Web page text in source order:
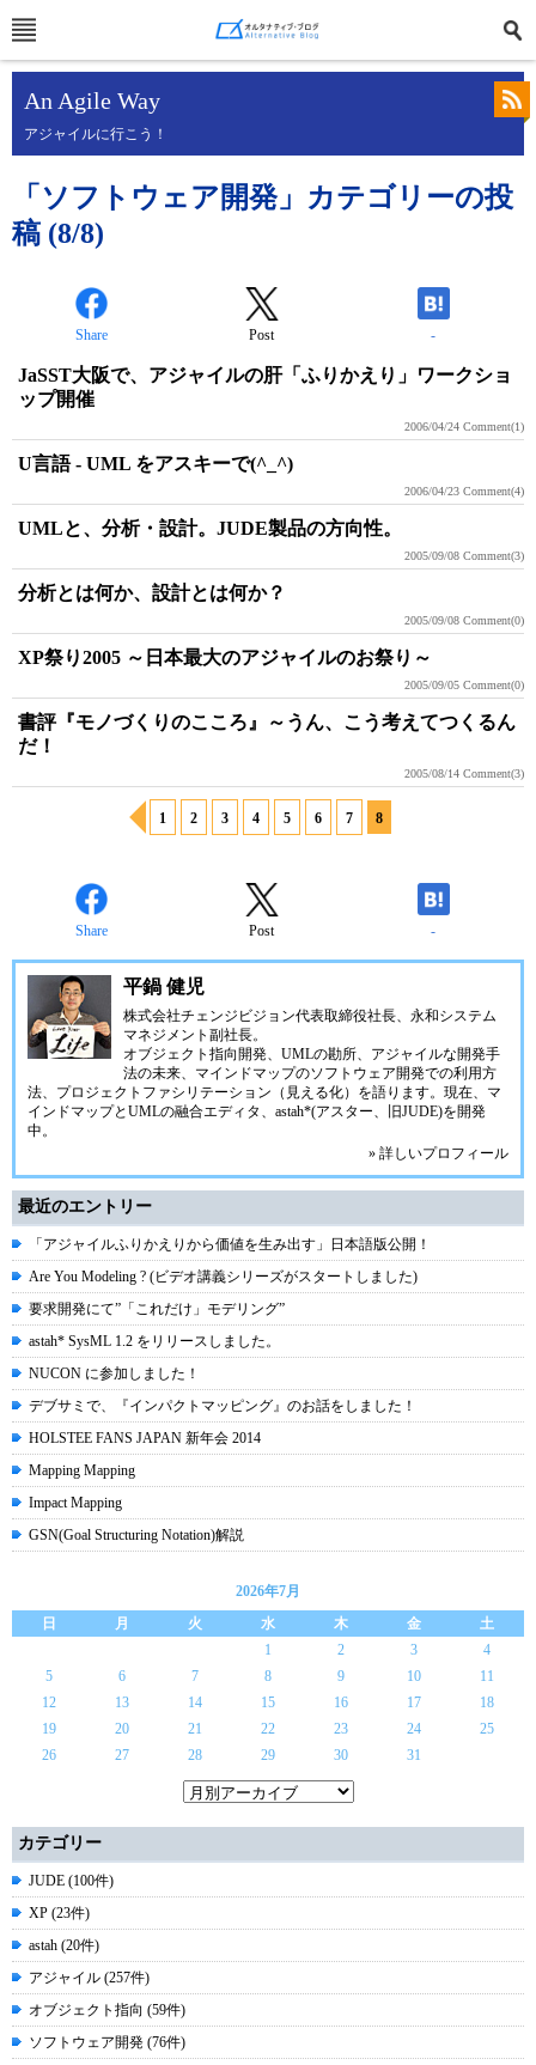
An Agile Way
アジャイルに行こう！
「ソフトウェア開発」カテゴリーの投
稿 (8/8)
Share Post -
JaSST大阪で、アジャイルの肝「ふりかえり」ワークショ
ップ開催
2006/04/24 Comment(1)
U言語 - UML をアスキーで(^_^)
2006/04/23 Comment(4)
UMLと、分析・設計。JUDE製品の方向性。
2005/09/08 Comment(3)
分析とは何か、設計とは何か？
2005/09/08 Comment(0)
XP祭り2005 ～日本最大のアジャイルのお祭り～
2005/09/05 Comment(0)
書評『モノづくりのこころ』～うん、こう考えてつくるん
だ！
2005/08/14 Comment(3)
1 2 3 4 5 6 7 8
Share Post -
平鍋 健児
株式会社チェンジビジョン代表取締役社長、永和システム
マネジメント副社長。
オブジェクト指向開発、UMLの勘所、アジャイルな開発手
法の未来、マインドマップのソフトウェア開発での利用方
法、プロジェクトファシリテーション（見える化）を語ります。現在、マ
インドマップとUMLの融合エディタ、 astah*(アスター、旧JUDE)を開発
中。
» 詳しいプロフィール
最近のエントリー
「アジャイルふりかえりから価値を生み出す」日本語版公開！
Are You Modeling ? (ビデオ講義シリーズがスタートしました)
要求開発にて”「これだけ」モデリング”
astah* SysML 1.2 をリリースしました。
NUCON に参加しました！
デブサミで、『インパクトマッピング』のお話をしました！
HOLSTEE FANS JAPAN 新年会 2014
Mapping Mapping
Impact Mapping
GSN(Goal Structuring Notation)解説
2026年7月
日
月 火 水 木 金
土
1
2 3
4
5
6 7 8 9 10
11
12
13 14 15 16 17
18
19
20 21 22 23 24
25
26
27 28 29 30 31
カテゴリー
JUDE (100件)
XP (23件)
astah (20件)
アジャイル (257件)
オブジェクト指向 (59件)
ソフトウェア開発 (76件)